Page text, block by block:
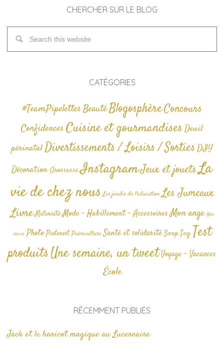
CHERCHER SUR LE BLOG
CATÉGORIES
#TeamPipelettesBeautéBlogosphèreConcours
Confidences Cuisine et gourmandises Deuil
périnatalDivertissements / Loisirs / SortiesDIY
Décoration GrossesseInstagramJeux et jouetsLa
vie de chez nous Les jeudis de l'éducation Les Jumeaux
Livre Maternité Mode - Habillement - AccessoiresMon ange Non
classé Photo Pinterest Puériculture Santé et solidarité Swap TagTest
produitsUne semaine, un tweetVoyage - Vacances
École
RÉCEMMENT PUBLIÉS
Jack et le haricot magique au Lucernaire